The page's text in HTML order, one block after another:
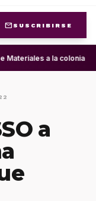
mail SUSCRIBIRSE
Materiales a la colonia
a